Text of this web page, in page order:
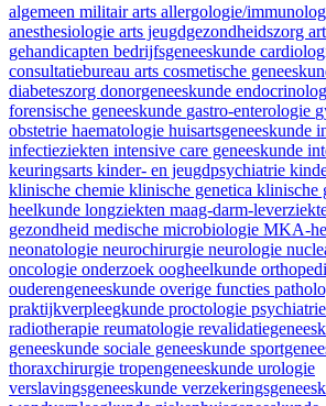
algemeen militair arts allergologie/
anesthesiologie arts jeugdgezondheidszorg
gehandicapten bedrijfsgeneeskunde
consultatiebureau arts cosmetische
diabeteszorg donorgeneeskunde
forensische geneeskunde gastro-enterologie
obstetrie haematologie huisartsgeneeskunde
infectieziekten intensive care geneeskunde
keuringsarts kinder- en jeugdpsychiatrie
klinische chemie klinische genetica klinische
heelkunde longziekten maag-darm-
gezondheid medische microbiologie MKA-
neonatologie neurochirurgie neurologie
oncologie onderzoek oogheelkunde
ouderengeneeskunde overige functies
praktijkverpleegkunde proctologie psychiatrie
radiotherapie reumatologie
geneeskunde sociale geneeskunde
thoraxchirurgie tropengeneeskunde urologie
verslavingsgeneeskunde